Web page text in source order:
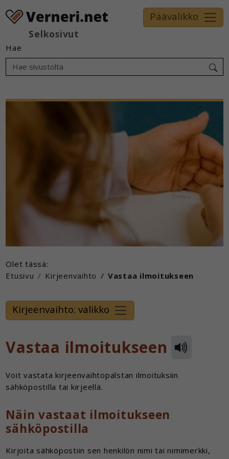
Selkosivut
Päävalikko
Hae
Olet tässä:
Etusivu
Kirjeenvaihto Vastaa ilmoitukseen
Kirjeenvaihto: valikko
Vastaa ilmoitukseen
Voit vastata kirjeenvaihtopalstan ilmoituksiin
sähköpostilla tai kirjeellä.
Näin vastaat ilmoitukseen
sähköpostilla
Kirjoita sähköpostiin sen henkilön nimi tai nimimerkki,